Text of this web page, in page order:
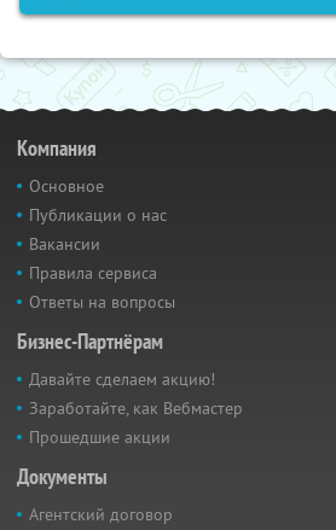
Компания
Основное
Публикации о нас
Вакансии
Правила сервиса
Ответы на вопросы
Бизнес-Партнёрам
Давайте сделаем акцию!
Заработайте, как Вебмастер
Прошедшие акции
Документы
Агентский договор